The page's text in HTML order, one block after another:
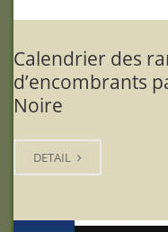
Calendrier des
d’encombrants
Noire
DETAIL